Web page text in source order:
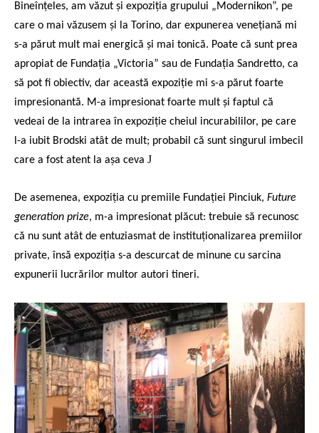
Bineînțeles, am văzut și expoziția grupului „Modernikon”, pe
care o mai văzusem și la Torino, dar expunerea venețiană mi
s-a părut mult mai energică și mai tonică. Poate că sunt prea
apropiat de Fundația „Victoria” sau de Fundația Sandretto, ca
să pot fi obiectiv, dar această expoziție mi s-a părut foarte
impresionantă. M-a impresionat foarte mult și faptul că
vedeai de la intrarea în expoziție cheiul incurabililor, pe care
l-a iubit Brodski atât de mult; probabil că sunt singurul imbecil
care a fost atent la așa ceva J
De asemenea, expoziția cu premiile Fundației Pinciuk, Future
generation prize, m-a impresionat plăcut: trebuie să recunosc
că nu sunt atât de entuziasmat de instituționalizarea premiilor
private, însă expoziția s-a descurcat de minune cu sarcina
expunerii lucrărilor multor autori tineri.